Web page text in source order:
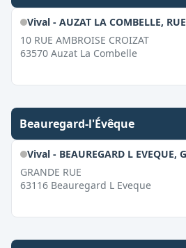
Vival - AUZAT LA COMBELLE,
10 RUE AMBROISE CROIZAT
63570 Auzat La Combelle
Beauregard-l'Évêque
Vival - BEAUREGARD L EVEQUE,
GRANDE RUE
63116 Beauregard L Eveque